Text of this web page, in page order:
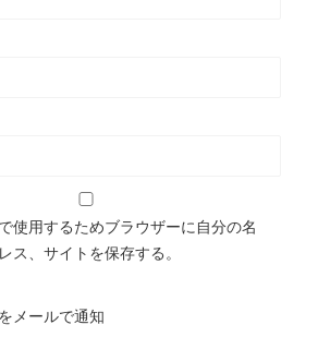
使用するためブラウザーに自分の名
ス、サイトを保存する。
メールで通知